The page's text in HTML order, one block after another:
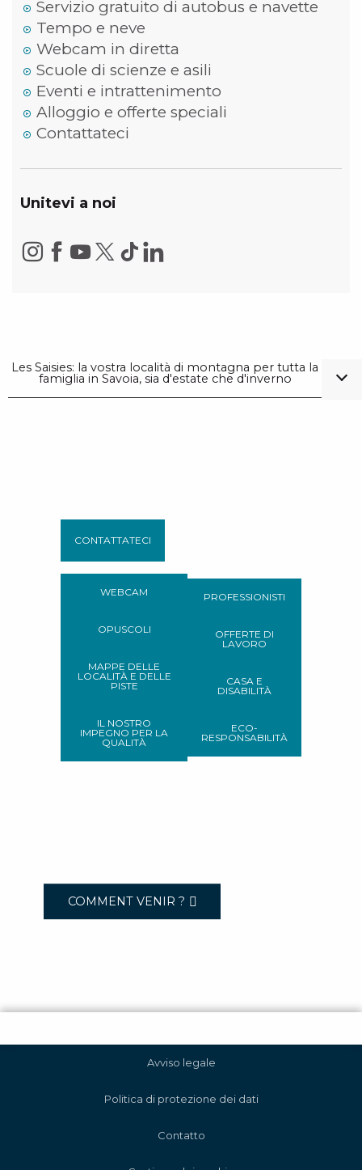
Servizio gratuito di autobus e navette
Tempo e neve
Webcam in diretta
Scuole di scienze e asili
Eventi e intrattenimento
Alloggio e offerte speciali
Contattateci
Unitevi a noi
Les Saisies: la vostra località di montagna per tutta la
famiglia in Savoia, sia d'estate che d'inverno
CONTATTATECI
WEBCAM
OPUSCOLI
MAPPE DELLE
LOCALITÀ E DELLE
PISTE
IL NOSTRO
IMPEGNO PER LA
QUALITÀ
PROFESSIONISTI
OFFERTE DI
LAVORO
CASA E
DISABILITÀ
ECO-
RESPONSABILITÀ
COMMENT VENIR ?
Avviso legale
Politica di protezione dei dati
Contatto